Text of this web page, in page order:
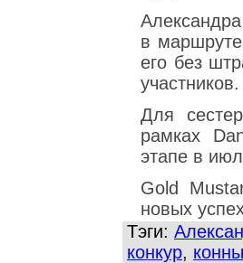
в
его без
участников.
Для
рамках
этапе в
Gold
новых
Тэги:
конкур,